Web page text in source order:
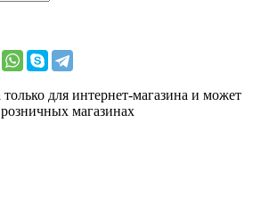
для интернет-магазина и может
магазинах